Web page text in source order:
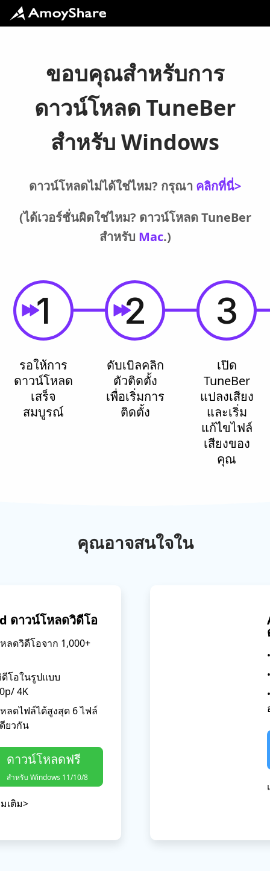
ขอบคุณสำหรับการ
ดาวน์โหลด TuneBer
สำหรับ Windows
ดาวน์โหลดไม่ได้ใช่ไหม? กรุณา คลิกที่นี่>
(ได้เวอร์ชั่นผิดใช่ไหม? ดาวน์โหลด TuneBer
สำหรับ Mac.)
1
รอให้การ
ดาวน์โหลด
เสร็จ
สมบูรณ์
2
ดับเบิลคลิก
ตัวติดตั้ง
เพื่อเริ่มการ
ติดตั้ง
3
เปิด
TuneBer
แปลงเสียง
และเริ่ม
แก้ไขไฟล์
เสียงของ
คุณ
คุณอาจสนใจใน
ดาวน์โหลดวิดีโอ
ลดวิดีโอจาก 1,000+
โอในรูปแบบ
4K
ลดไฟล์ได้สูงสุด 6 ไฟล์
ยวกัน
ดาวน์โหลดฟรี
สำหรับ Windows 11/10/8
เติม>